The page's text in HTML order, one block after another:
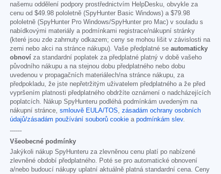
našemu oddělení podpory prostřednictvím HelpDesku, obvykle za
cenu od $49.98 pololetně (SpyHunter Basic Windows) a $79.98
pololetně (SpyHunter Pro Windows/SpyHunter pro Mac) v souladu s
nabídkovými materiály a podmínkami registrace/nákupní stránky
(které jsou zde zahrnuty odkazem; ceny se mohou lišit v závislosti na
zemi nebo akci na stránce nákupu). Vaše předplatné se automaticky
obnoví za standardní poplatek za předplatné platný v době vašeho
původního nákupu a na stejnou dobu předplatného nebo dobu
uvedenou v propagačních materiálech/na stránce nákupu, za
předpokladu, že jste nepřetržitým uživatelem předplatného a že před
vypršením platnosti předplatného obdržíte oznámení o nadcházejících
poplatcích. Nákup SpyHunteru podléhá podmínkám uvedeným na
nákupní stránce, smlouvě EULA/TOS, zásadám ochrany osobních
údajů/zásadám používání souborů cookie a podmínkám slev.
------
Všeobecné podmínky
Jakýkoli nákup SpyHunteru za zlevněnou cenu platí po nabízené
zlevněné období předplatného. Poté se pro automatické obnovení
a/nebo budoucí nákupy uplatní aktuálně platná standardní cena. Ceny